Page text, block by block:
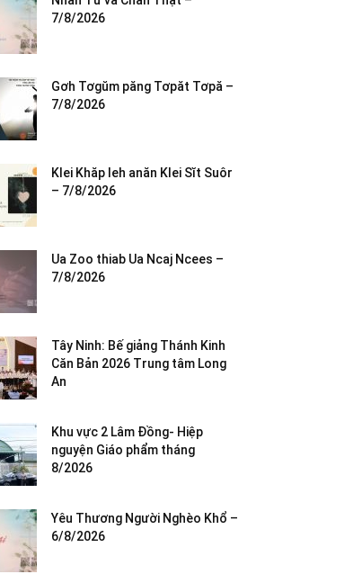
7/8/2026
Gơh Tơgŭm păng Tơpăt Tơpă –
7/8/2026
Klei Khăp leh anăn Klei Sĭt Suôr
– 7/8/2026
Ua Zoo thiab Ua Ncaj Ncees –
7/8/2026
Tây Ninh: Bế giảng Thánh Kinh
Căn Bản 2026 Trung tâm Long
An
Khu vực 2 Lâm Đồng- Hiệp
nguyện Giáo phẩm tháng
8/2026
Yêu Thương Người Nghèo Khổ –
6/8/2026